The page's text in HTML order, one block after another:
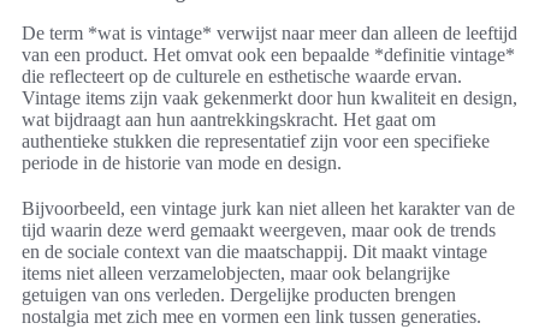
De term *wat is vintage* verwijst naar meer dan alleen de leeftijd
van een product. Het omvat ook een bepaalde *definitie vintage*
die reflecteert op de culturele en esthetische waarde ervan.
Vintage items zijn vaak gekenmerkt door hun kwaliteit en design,
wat bijdraagt aan hun aantrekkingskracht. Het gaat om
authentieke stukken die representatief zijn voor een specifieke
periode in de historie van mode en design.
Bijvoorbeeld, een vintage jurk kan niet alleen het karakter van de
tijd waarin deze werd gemaakt weergeven, maar ook de trends
en de sociale context van die maatschappij. Dit maakt vintage
items niet alleen verzamelobjecten, maar ook belangrijke
getuigen van ons verleden. Dergelijke producten brengen
nostalgia met zich mee en vormen een link tussen generaties.